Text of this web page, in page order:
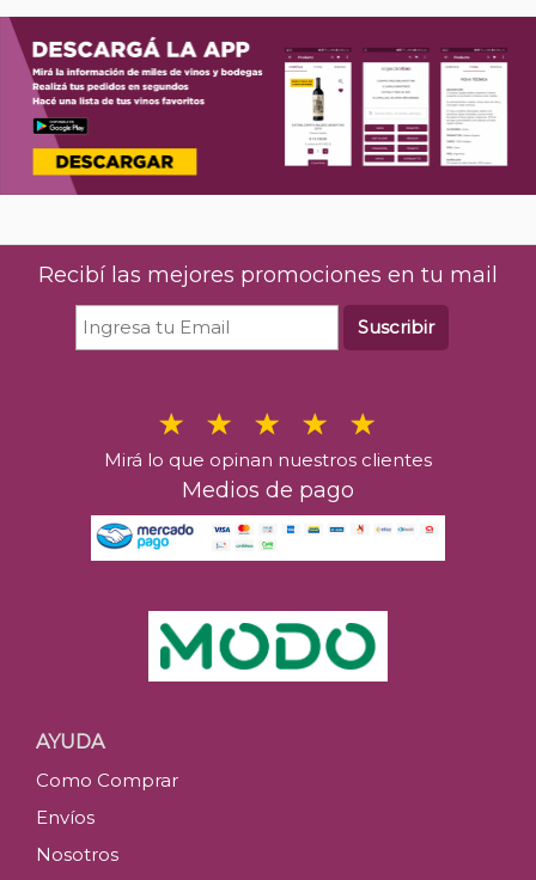
Recibí las mejores promociones en tu mail
Suscribir
Mirá lo que opinan nuestros clientes
Medios de pago
AYUDA
Como Comprar
Envíos
Nosotros